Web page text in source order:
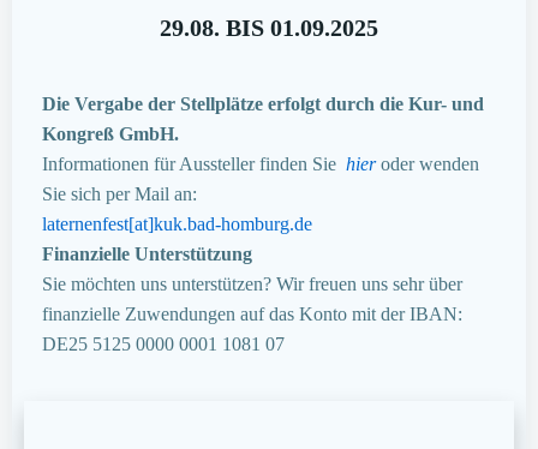
29.08. BIS 01.09.2025
Die Vergabe der Stellplätze erfolgt durch die Kur- und
Kongreß GmbH.
Informationen für Aussteller finden Sie hieroder wenden
Sie sich per Mail an:
laternenfest[at]kuk.bad-homburg.de
Finanzielle Unterstützung
Sie möchten uns unterstützen? Wir freuen uns sehr über
finanzielle Zuwendungen auf das Konto mit der IBAN:
DE25 5125 0000 0001 1081 07